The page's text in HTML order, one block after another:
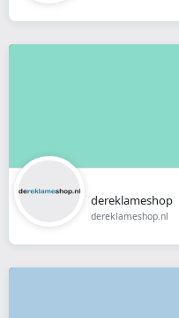
dereklameshop
dereklameshop.nl